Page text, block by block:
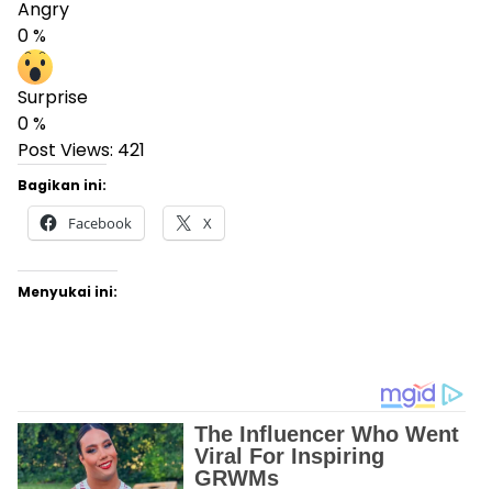
Angry
0%
Surprise
0%
Post Views: 421
Bagikan ini:
Facebook X
Menyukai ini: